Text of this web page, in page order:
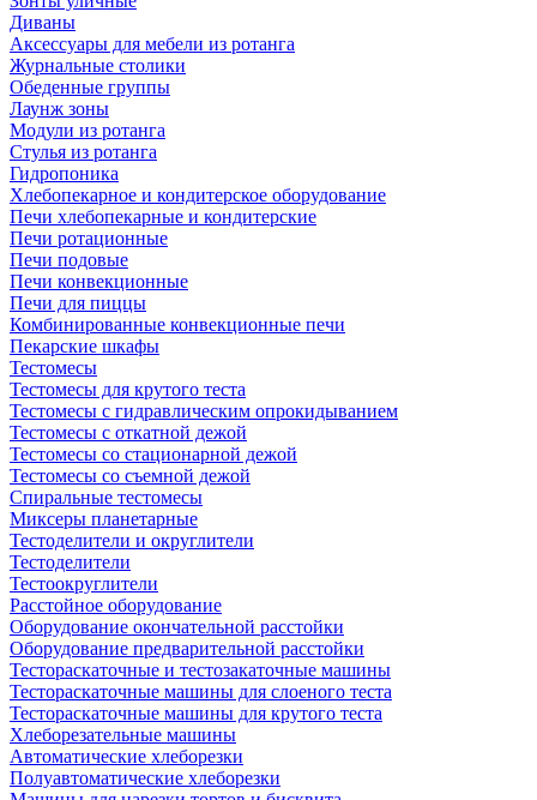
Диваны
Аксессуары для мебели из ротанга
Журнальные столики
Обеденные группы
Лаунж зоны
Модули из ротанга
Стулья из ротанга
Гидропоника
Хлебопекарное и кондитерское оборудование
Печи хлебопекарные и кондитерские
Печи ротационные
Печи подовые
Печи конвекционные
Печи для пиццы
Комбинированные конвекционные печи
Пекарские шкафы
Тестомесы
Тестомесы для крутого теста
Тестомесы с гидравлическим опрокидыванием
Тестомесы с откатной дежой
Тестомесы со стационарной дежой
Тестомесы со съемной дежой
Спиральные тестомесы
Миксеры планетарные
Тестоделители и округлители
Тестоделители
Тестоокруглители
Расстойное оборудование
Оборудование окончательной расстойки
Оборудование предварительной расстойки
Тестораскаточные и тестозакаточные машины
Тестораскаточные машины для слоеного теста
Тестораскаточные машины для крутого теста
Хлеборезательные машины
Автоматические хлеборезки
Полуавтоматические хлеборезки